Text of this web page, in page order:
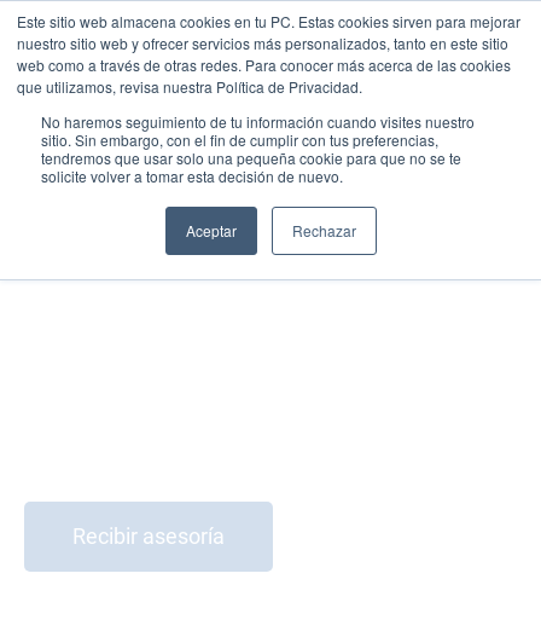
Este sitio web almacena cookies en tu PC. Estas cookies sirven para mejorar
nuestro sitio web y ofrecer servicios más personalizados, tanto en este sitio
web como a través de otras redes. Para conocer más acerca de las cookies
que utilizamos, revisa nuestra Política de Privacidad.
No haremos seguimiento de tu información cuando visites nuestro
sitio. Sin embargo, con el fin de cumplir con tus preferencias,
tendremos que usar solo una pequeña cookie para que no se te
solicite volver a tomar esta decisión de nuevo.
Aceptar Rechazar
ORLANDO y
Recibir asesoría